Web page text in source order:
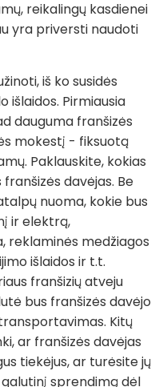
reikalingų kasdienei
yra priversti naudoti
iš ko susidės
išlaidos. Pirmiausia
dauguma franšizės
mokestį - fiksuotą
Paklauskite, kokias
davėjas. Be
nuoma, kokie bus
ir elektrą,
reklaminės medžiagos
išlaidos ir t.t.
franšizių atveju
bus franšizės davėjo
Kitų
ar franšizės davėjas
tiekėjus, ar turėsite jų
sprendimą dėl